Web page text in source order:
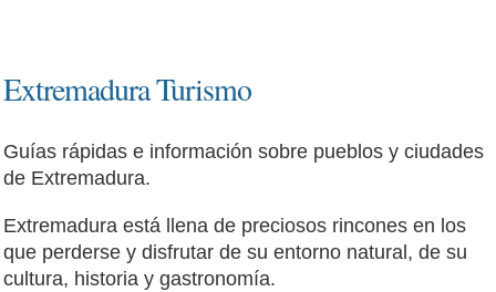
Extremadura Turismo
Guías rápidas e información sobre pueblos y ciudades
de Extremadura.
Extremadura está llena de preciosos rincones en los
que perderse y disfrutar de su entorno natural, de su
cultura, historia y gastronomía.